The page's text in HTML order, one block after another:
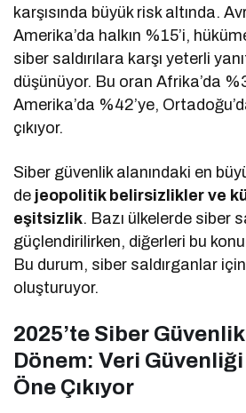
karşısında büyük risk altında.
Amerika’da halkın %15’i,
siber saldırılara karşı yeterli
düşünüyor. Bu oran Afrika’da
Amerika’da %42’ye,
çıkıyor.
Siber güvenlik alanındaki en
de jeopolitik belirsizlikler ve
eşitsizlik. Bazı ülkelerde siber
güçlendirilirken, diğerleri bu
Bu durum, siber saldırganlar için
oluşturuyor.
2025’te Siber
Dönem: Veri
Öne Çıkıyor